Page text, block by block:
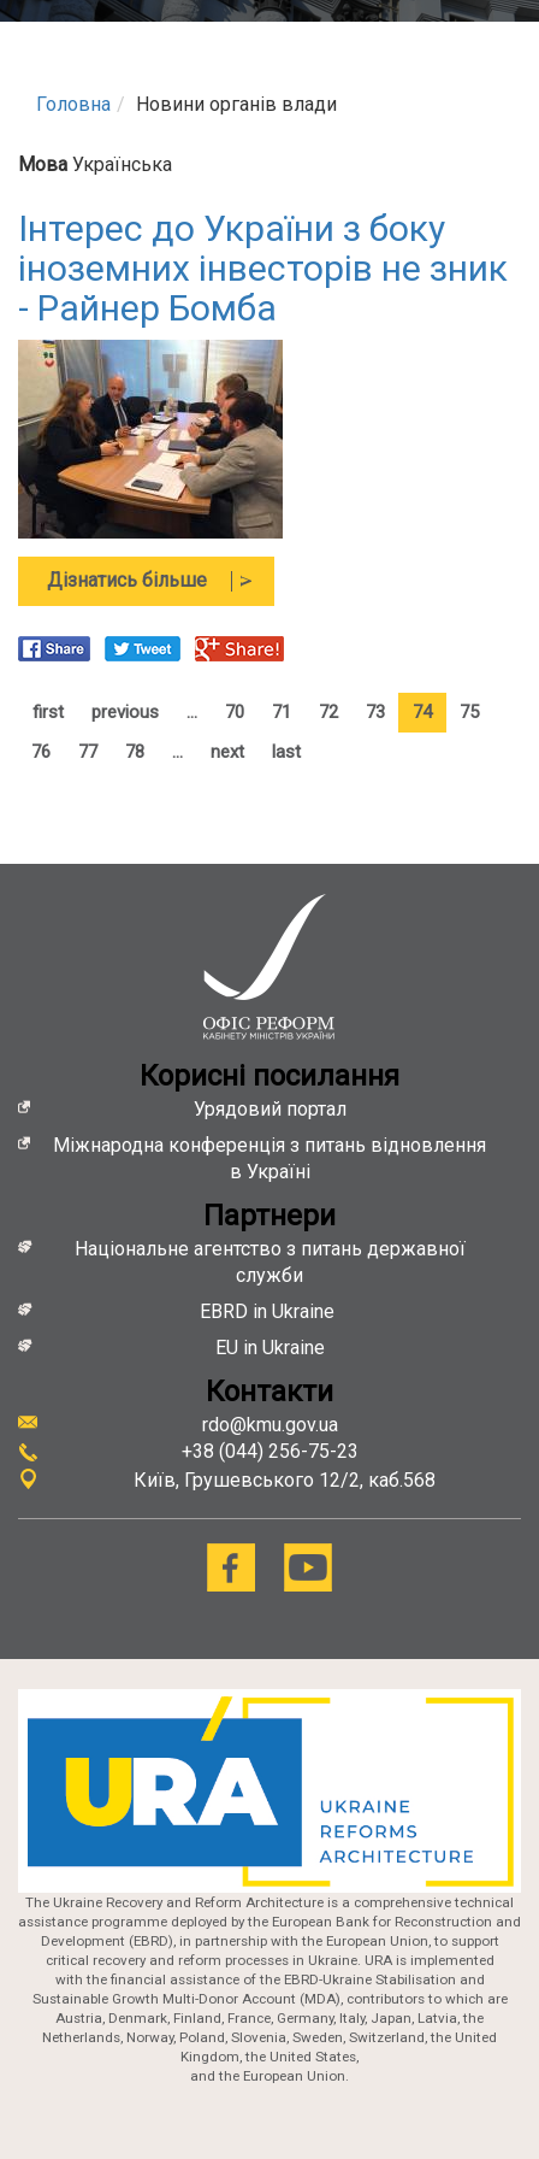
Головна Новини органів влади
Мова Українська
Інтерес до України з боку
іноземних інвесторів не зник
- Райнер Бомба
Дізнатись більше про
Інтерес
до
України
боку
іноземних
інвесторів
Райнер
first previous … 70 71 72 73 74
75
76
77 78 … next last
Кориснi посилання
Урядовий портал
Міжнародна конференція з питань відновлення
в Україні
Партнери
Національне агентство з питань державної
служби
EBRD in Ukraine
EU in Ukraine
Контакти
rdo@kmu.gov.ua
+38 (044) 256-75-23
Київ Грушевського 12/2, каб.568
The Ukraine Recovery and Reform Architecture is a comprehensive technical
assistance programme deployed by the European Bank for Reconstruction and
Development (EBRD), in partnership with the European Union, to support
critical recovery and reform processes in Ukraine. URA is implemented
with the financial assistance of the EBRD-Ukraine Stabilisation and
Sustainable Growth Multi-Donor Account (MDA), contributors to which are
Austria, Denmark, Finland, France, Germany, Italy, Japan, Latvia, the
Netherlands, Norway, Poland, Slovenia, Sweden, Switzerland, the United
Kingdom, the United States,
and the European Union.